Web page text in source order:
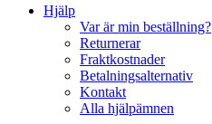
Hjälp
Var är min beställning?
Returnerar
Fraktkostnader
Betalningsalternativ
Kontakt
Alla hjälpämnen